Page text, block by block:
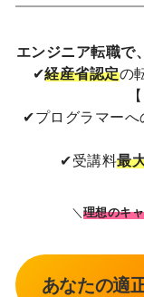
エンジニア転職で
✔経産省認定の
✔プログラマーへ
✔受講料最
＼理想のキ
あなたの適